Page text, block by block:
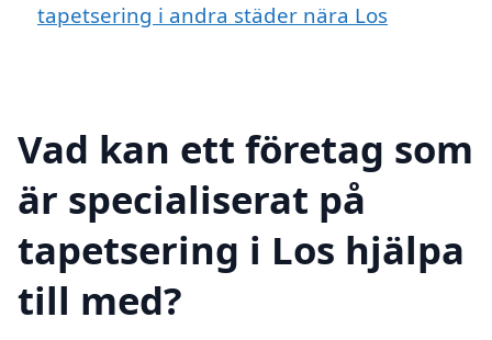
tapetsering i andra städer nära Los
Vad kan ett företag som
är specialiserat på
tapetsering i Los hjälpa
till med?